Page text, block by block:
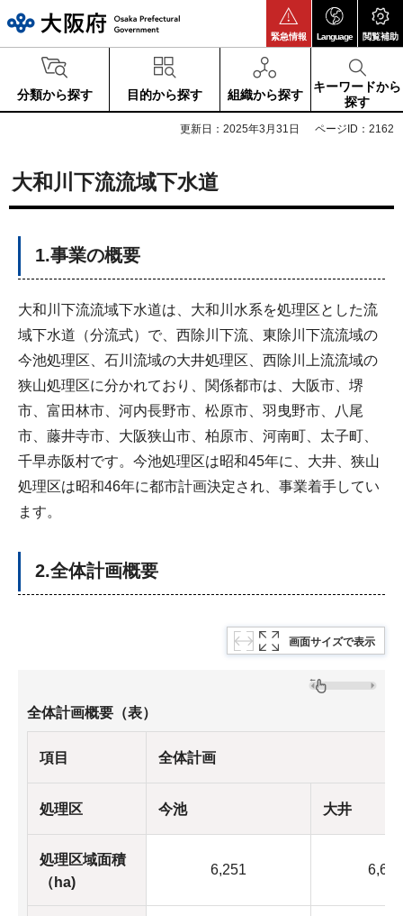
緊急情報 Language 閲覧補助
分類から探す 目的から探す 組織から探す
キーワードから
探す
更新日：2025年3月31日 ページID：2162
大和川下流流域下水道
1.事業の概要
大和川下流流域下水道は、大和川水系を処理区とした流
域下水道（分流式）で、西除川下流、東除川下流流域の
今池処理区、石川流域の大井処理区、西除川上流流域の
狭山処理区に分かれており、関係都市は、大阪市、堺
市、富田林市、河内長野市、松原市、羽曳野市、八尾
市、藤井寺市、大阪狭山市、柏原市、河南町、太子町、
千早赤阪村です。今池処理区は昭和45年に、大井、狭山
処理区は昭和46年に都市計画決定され、事業着手してい
ます。
2.全体計画概要
画面サイズで表示
全体計画概要（表）
項目 全体計画
処理区 今池 大井
処理区域面積
（ha)
6,251 6,608